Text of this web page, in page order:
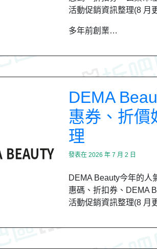
活動促銷資訊整理(8 月
多年前創業…
DEMA
惠券、折價
理
發表在 2026 年 7 月 2 日
DEMA Beauty今年的人
惠碼、折扣券、DEMA
活動促銷資訊整理(8 月